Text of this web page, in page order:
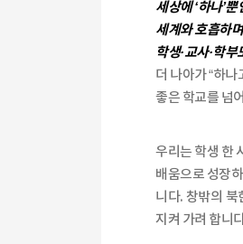
세상에 ‘하나’
세계와 호흡하
학생·교사·학
더 나아가 “하
좋은 학교를 넘
우리는 학생 한
배움으로 성장
니다. 창밖의 북
지켜 가려 합니